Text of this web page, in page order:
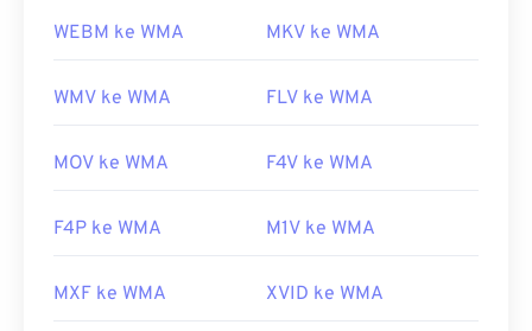
WEBM ke WMA MKV ke WMA
WMV ke WMA FLV ke WMA
MOV ke WMA F4V ke WMA
F4P ke WMA M1V ke WMA
MXF ke WMA XVID ke WMA